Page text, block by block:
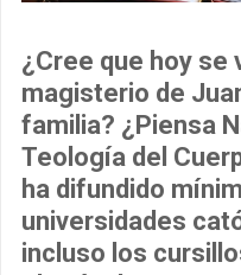
¿Cree que hoy se
magisterio de
familia? ¿Piensa
Teología del
ha difundido
universidades
incluso los